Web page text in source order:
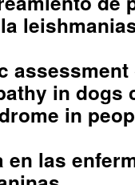
assessment
in dogs
in
en las